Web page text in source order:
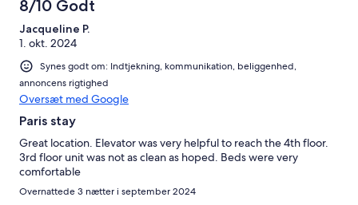
8/10 Godt
Jacqueline P.
1. okt. 2024
Synes godt om: Indtjekning, kommunikation, beliggenhed,
annoncens rigtighed
Oversæt med Google
Paris stay
Great location. Elevator was very helpful to reach the 4th floor.
3rd floor unit was not as clean as hoped. Beds were very
comfortable
Overnattede 3 nætter i september 2024